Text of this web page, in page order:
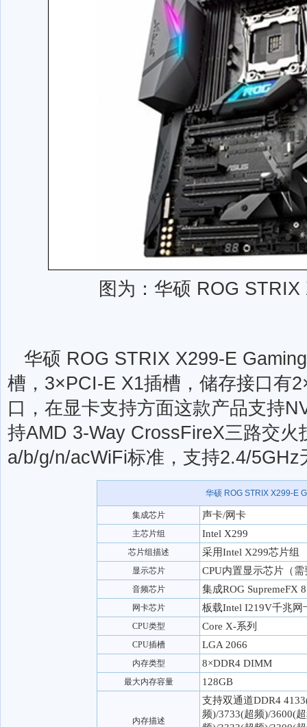
图为：华硕 ROG
华硕 ROG STRIX X299-E
槽，3×PCI-E X1插槽，储存接口有
口，在显卡支持方面这款产品支持
持AMD 3-Way CrossFireX三路交
a/b/g/n/acWiFi标准，支持2.4/
华硕 ROG STRIX X299-E
集成芯片 声卡/网卡
主芯片组 Intel X299
芯片组描述 采用Intel X299芯片组
显示芯片 CPU内置显示芯片（需
音频芯片 集成ROG SupremeFX
网卡芯片 板载Intel I219V千兆网
CPU类型 Core X-系列
CPU插槽 LGA 2066
内存类型 8×DDR4 DIMM
最大内存容量 128GB
内存描述
支持双通道DDR4
频)/3733(超频)/3600(